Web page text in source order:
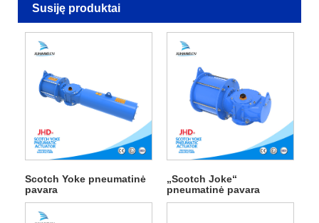
Susiję produktai
Scotch Yoke pneumatinė
pavara
„Scotch Joke“
pneumatinė pavara
Dvigubas veikimas